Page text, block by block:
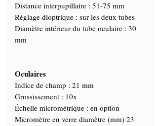
Distance interpupillaire : 51-75 mm
Réglage dioptrique : sur les deux tubes
Diamètre intérieur du tube oculaire : 30
mm
Oculaires
Indice de champ : 21 mm
Grossissement : 10x
Échelle micrométrique : en option
Micromètre en verre diamètre (mm) 23